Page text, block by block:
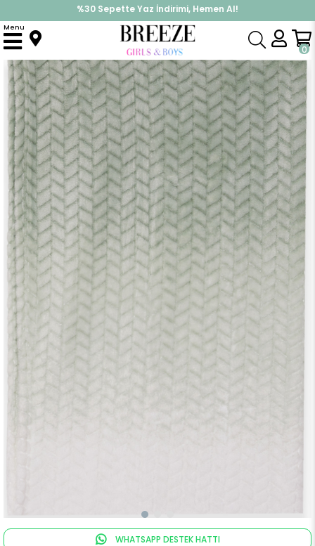
%30 Sepette Yaz İndirimi, Hemen Al!
İndirimlere ek %10 İndirimi Kap, Hemen Üye Ol!
0
Menu
Anasayfa Battaniye
WHATSAPP DESTEK HATTI